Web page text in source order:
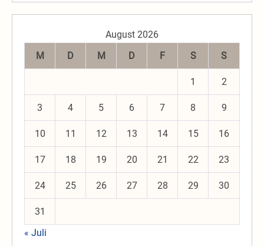
August 2026
M
D M D F S S
1 2
3 4 5 6 7 8 9
10 11 12 13 14 15 16
17 18 19 20 21 22 23
24 25 26 27 28 29 30
31
« Juli